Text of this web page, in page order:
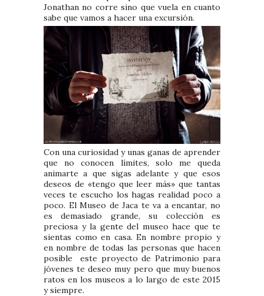
Jonathan no corre sino que vuela en cuanto
sabe que vamos a hacer una excursión.
Con una curiosidad y unas ganas de aprender
que no conocen límites, solo me queda
animarte a que sigas adelante y que esos
deseos de «tengo que leer más» que tantas
veces te escucho los hagas realidad poco a
poco. El Museo de Jaca te va a encantar, no
es demasiado grande, su colección es
preciosa y la gente del museo hace que te
sientas como en casa. En nombre propio y
en nombre de todas las personas que hacen
posible este proyecto de Patrimonio para
jóvenes te deseo muy pero que muy buenos
ratos en los museos a lo largo de este 2015
y siempre.